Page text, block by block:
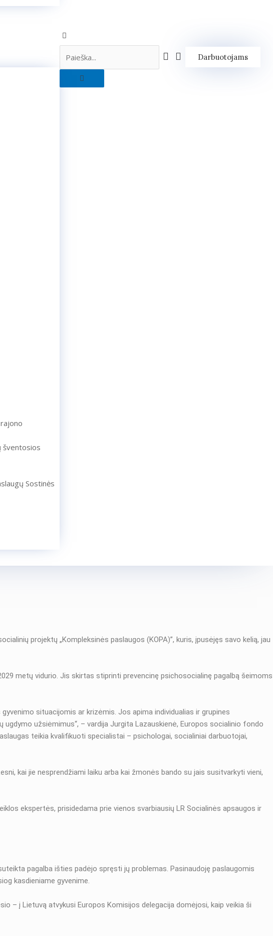
šventosios
Sostinės
Darbuotojams
projektų „Kompleksinės paslaugos (KOPA)”, kuris, įpusėjęs savo kelią, jau
metų vidurio. Jis skirtas stiprinti prevencinę psichosocialinę pagalbą šeimoms
situacijomis ar krizėmis. Jos apima individualias ir grupines
užsiėmimus“, – vardija Jurgita Lazauskienė, Europos socialinio fondo
teikia kvalifikuoti specialistai – psichologai, socialiniai darbuotojai,
kai jie nesprendžiami laiku arba kai žmonės bando su jais susitvarkyti vieni,
ekspertės, prisidedama prie vienos svarbiausių LR Socialinės apsaugos ir
pagalba išties padėjo spręsti jų problemas. Pasinaudoję paslaugomis
kasdieniame gyvenime.
– į Lietuvą atvykusi Europos Komisijos delegacija domėjosi, kaip veikia ši